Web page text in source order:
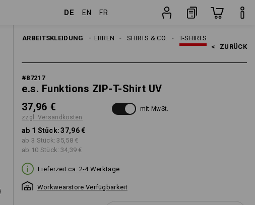
DE EN FR
ARBEITSKLEIDUNG T-SHIRTS
SHIRTS & CO.
HERREN
< ZURÜCK
#87217
e.s. Funktions ZIP-T-Shirt UV
37,96 €
zzgl. Versandkosten
mit MwSt.
ab 1 Stück: 37,96 €
ab 3 Stück: 35,58 €
ab 10 Stück: 34,39 €
Lieferzeit ca. 2-4 Werktage
Workwearstore Verfügbarkeit